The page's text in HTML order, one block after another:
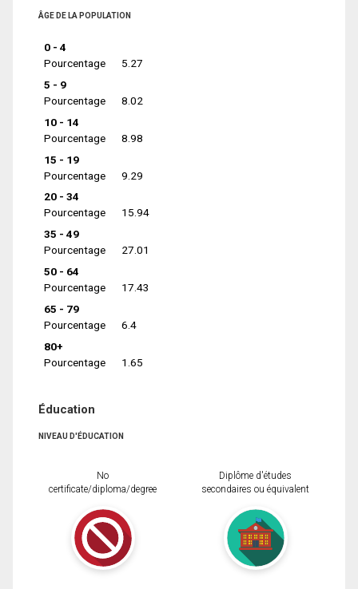
ÂGE DE LA POPULATION
0 - 4
Pourcentage
5.27
5 - 9
Pourcentage
8.02
10 - 14
Pourcentage
8.98
15 - 19
Pourcentage
9.29
20 - 34
Pourcentage
15.94
35 - 49
Pourcentage
27.01
50 - 64
Pourcentage
17.43
65 - 79
Pourcentage
6.4
80+
Pourcentage
1.65
Éducation
NIVEAU D'ÉDUCATION
No
certificate/diploma/degree
Diplôme d'études
secondaires ou équivalent